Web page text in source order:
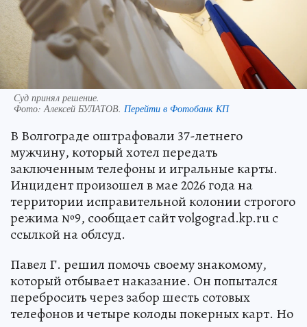
Суд принял решение.
Фото:Алексей БУЛАТОВ. Перейти в Фотобанк КП
В Волгограде оштрафовали 37-летнего
мужчину, который хотел передать
заключенным телефоны и игральные карты.
Инцидент произошел в мае 2026 года на
территории исправительной колонии строгого
режима №9, сообщает сайт volgograd.kp.ru с
ссылкой на облсуд.
Павел Г. решил помочь своему знакомому,
который отбывает наказание. Он попытался
перебросить через забор шесть сотовых
телефонов и четыре колоды покерных карт. Но